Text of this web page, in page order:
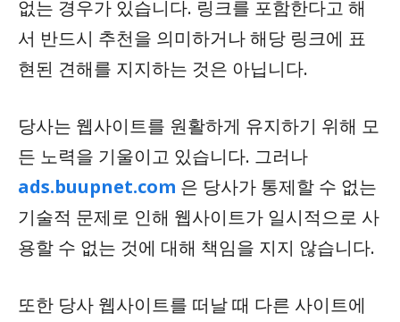
없는 경우가 있습니다. 링크를 포함한다고 해
서 반드시 추천을 의미하거나 해당 링크에 표
현된 견해를 지지하는 것은 아닙니다.
당사는 웹사이트를 원활하게 유지하기 위해 모
든 노력을 기울이고 있습니다. 그러나
ads.buupnet.com 은 당사가 통제할 수 없는
기술적 문제로 인해 웹사이트가 일시적으로 사
용할 수 없는 것에 대해 책임을 지지 않습니다.
또한 당사 웹사이트를 떠날 때 다른 사이트에